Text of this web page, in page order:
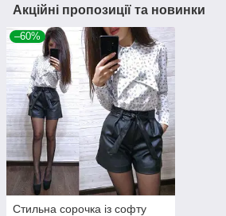
Акційні пропозиції та новинки
–60%
Стильна сорочка із софту